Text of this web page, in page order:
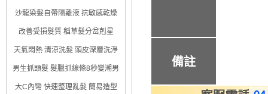
沙龍染髮自帶隔離液 抗敏感乾燥
改善受損髮質 稻草髮分岔剋星
天氣悶熱 清涼洗髮 頭皮深層洗淨
男生抓頭髮 髮臘抓線條8秒變潮男
大C內彎 快速整理亂髮 簡易造型
備註